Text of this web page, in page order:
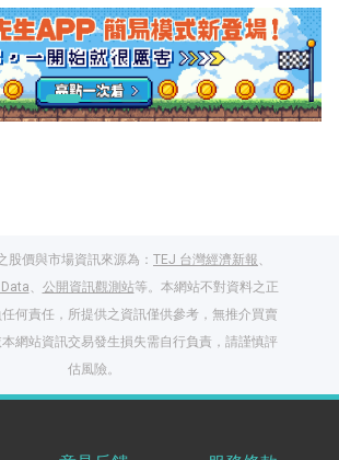
股價與市場資訊來源為： TEJ 台灣經濟新報、
、 公開資訊觀測站等。本網站不對資料之正
何責任，所提供之資訊僅供參考，無推介買賣
網站資訊交易發生損失需自行負責，請謹慎評
估風險。